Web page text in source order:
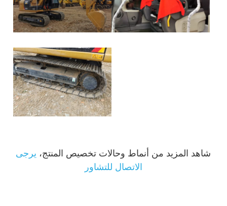
شاهد المزيد من أنماط وحالات تخصيص المنتج، يرجى
الاتصال للتشاور